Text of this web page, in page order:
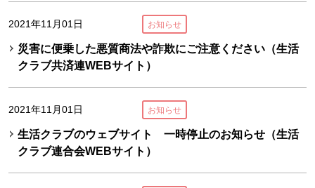
2021年11月01日 お知らせ
災害に便乗した悪質商法や詐欺にご注意ください（生活
クラブ共済連WEBサイト）
2021年11月01日 お知らせ
生活クラブのウェブサイト 一時停止のお知らせ（生活
クラブ連合会WEBサイト）